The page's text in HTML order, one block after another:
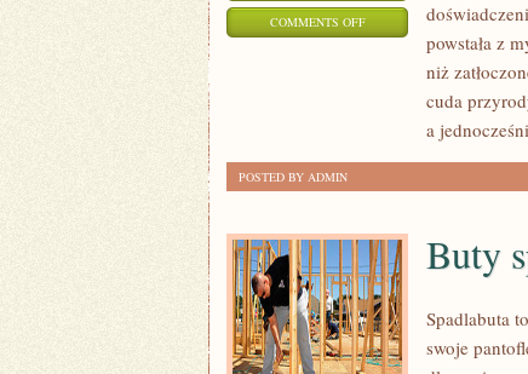
COMMENTS OFFON
FORMACJE
powstała z
niż
cuda
a
POSTED BY ADMIN
Buty
Spadlabuta
swoje